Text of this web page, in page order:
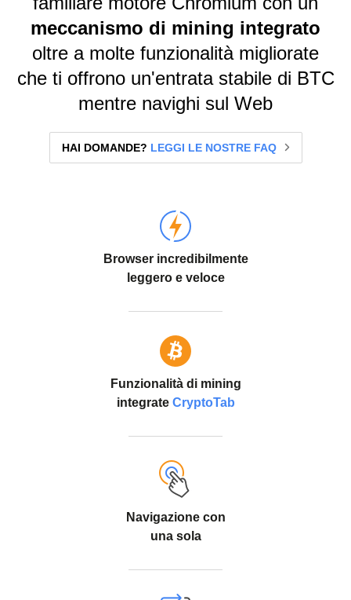
meccanismo di mining integrato
oltre a molte funzionalità migliorate
che ti offrono un'entrata stabile di BTC
mentre navighi sul Web
HAI DOMANDE? LEGGI LE NOSTRE FAQ
Browser incredibilmente
leggero e veloce
Funzionalità di mining
integrate CryptoTab
Navigazione con
una sola